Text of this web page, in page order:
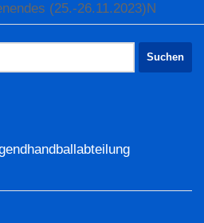
(25.-26.11.2023)N